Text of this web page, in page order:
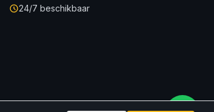
24/7 beschikbaar